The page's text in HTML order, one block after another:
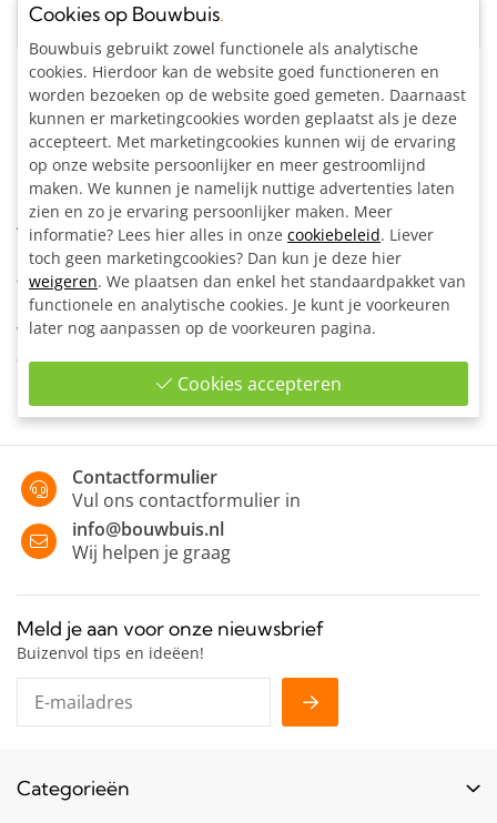
Bekijk
Specificaties
Materiaal:
Staal, gegalvaniseerd
Buisdiameter:
42.4 mm
Kleur:
Zilvergrijs
Artikelnummer:
204189
Omschrijving
Wand- plafond of voetplaat voor het verankeren van lichte
constructies in wand plafond of vloer.
Contactformulier
Vul ons contactformulier in
info@bouwbuis.nl
Wij helpen je graag
Meld je aan voor onze nieuwsbrief
Buizenvol tips en ideëen!
Categorieën
Cookies op Bouwbuis.
Bouwbuis gebruikt zowel functionele als analytische
cookies. Hierdoor kan de website goed functioneren en
worden bezoeken op de website goed gemeten. Daarnaast
kunnen er marketingcookies worden geplaatst als je deze
accepteert. Met marketingcookies kunnen wij de ervaring
op onze website persoonlijker en meer gestroomlijnd
maken. We kunnen je namelijk nuttige advertenties laten
zien en zo je ervaring persoonlijker maken. Meer
informatie? Lees hier alles in onze cookiebeleid. Liever
toch geen marketingcookies? Dan kun je deze hier
weigeren. We plaatsen dan enkel het standaardpakket van
functionele en analytische cookies. Je kunt je voorkeuren
later nog aanpassen op de voorkeuren pagina.
Cookies accepteren